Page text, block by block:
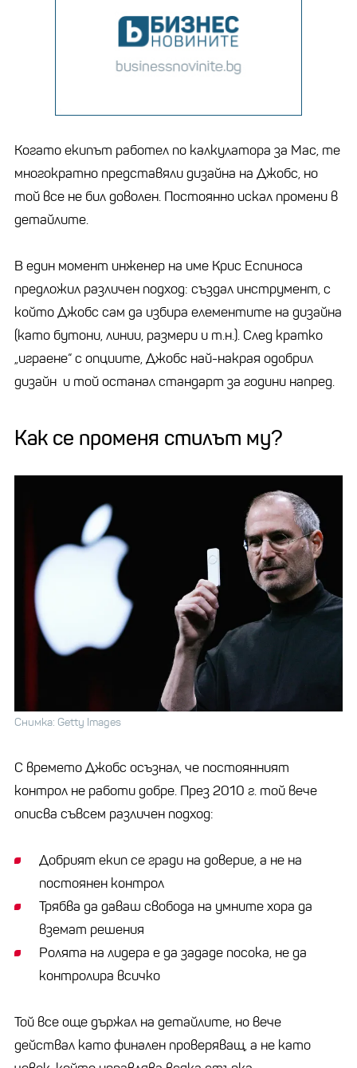
Когато екипът работел по калкулатора за Mac, те
многократно представяли дизайна на Джобс, но
той все не бил доволен. Постоянно искал промени в
детайлите.
В един момент инженер на име Крис Еспиноса
предложил различен подход: създал инструмент, с
който Джобс сам да избира елементите на дизайна
(като бутони, линии, размери и т.н.). След кратко
„играене“ с опциите, Джобс най-накрая одобрил
дизайн и той останал стандарт за години напред.
Как се променя стилът му?
Снимка: Getty Images
С времето Джобс осъзнал, че постоянният
контрол не работи добре. През 2010 г. той вече
описва съвсем различен подход:
Добрият екип се гради на доверие, а не на
постоянен контрол
Трябва да даваш свобода на умните хора да
вземат решения
Ролята на лидера е да зададе посока, не да
контролира всичко
Той все още държал на детайлите, но вече
действал като финален проверяващ, а не като